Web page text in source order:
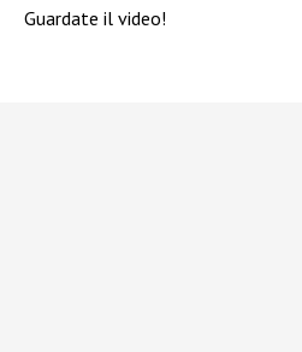
Guardate il video!